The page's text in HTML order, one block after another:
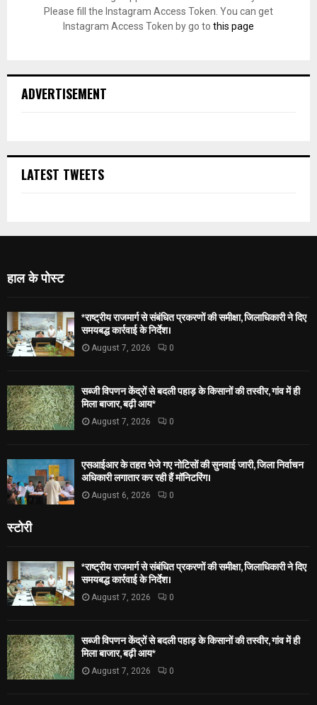
Please fill the Instagram Access Token. You can get
Instagram Access Token by go to this page
ADVERTISEMENT
LATEST TWEETS
हाल के पोस्ट
*राष्ट्रीय राजमार्ग से संबंधित प्रकरणों की समीक्षा, जिलाधिकारी ने दिए
समयबद्ध कार्रवाई के निर्देश।
August 7, 2026 0
सब्जी विपणन केंद्रों से बदली पहाड़ के किसानों की तस्वीर, गांव में ही
मिला बाजार, बढ़ी आय*
August 7, 2026 0
एसआईआर के तहत भेजे गए नोटिसों की सुनवाई जारी, जिला निर्वाचन
अधिकारी लगातार कर रही हैं मॉनिटरिंग।
August 6, 2026 0
स्टोरी
*राष्ट्रीय राजमार्ग से संबंधित प्रकरणों की समीक्षा, जिलाधिकारी ने दिए
समयबद्ध कार्रवाई के निर्देश।
August 7, 2026 0
सब्जी विपणन केंद्रों से बदली पहाड़ के किसानों की तस्वीर, गांव में ही
मिला बाजार, बढ़ी आय*
August 7, 2026 0